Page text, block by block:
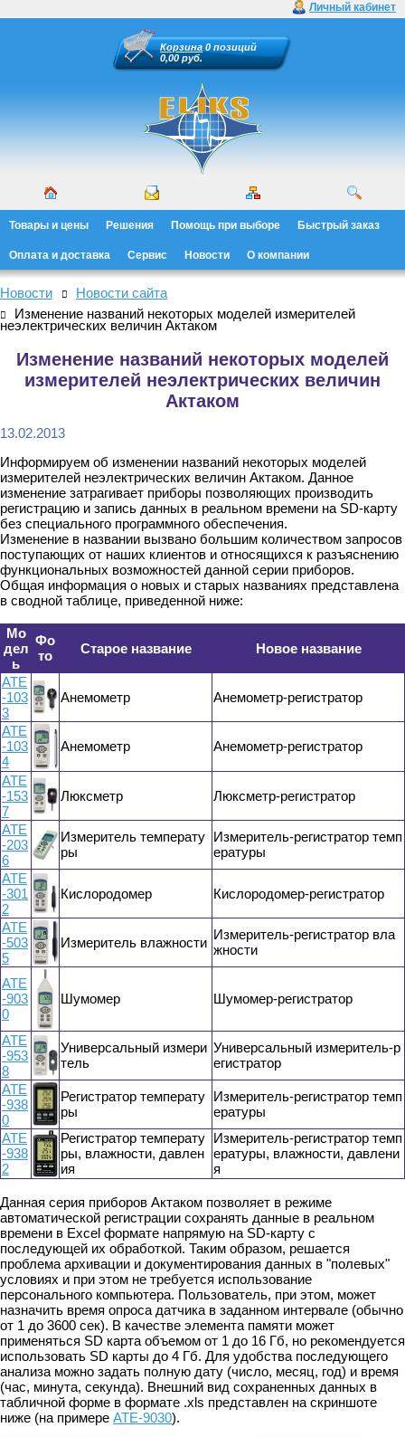
Личный кабинет
Корзина 0 позиций
0,00 руб.
Товары и цены Решения Помощь при выборе Быстрый заказ
Оплата и доставка Сервис Новости О компании
Новости
Новости сайта
Изменение названий некоторых моделей измерителей
неэлектрических величин Актаком
Изменение названий некоторых моделей
измерителей неэлектрических величин
Актаком
13.02.2013
Информируем об изменении названий некоторых моделей
измерителей неэлектрических величин Актаком. Данное
изменение затрагивает приборы позволяющих производить
регистрацию и запись данных в реальном времени на SD-карту
без специального программного обеспечения.
Изменение в названии вызвано большим количеством запросов
поступающих от наших клиентов и относящихся к разъяснению
функциональных возможностей данной серии приборов.
Общая информация о новых и старых названиях представлена
в сводной таблице, приведенной ниже:
Мо
дел
ь
Фо
то
Старое название Новое название
АТЕ
-103
3
Анемометр Анемометр-регистратор
АТЕ
-103
4
Анемометр Анемометр-регистратор
АТЕ
-153
7
Люксметр Люксметр-регистратор
АТЕ
-203
6
Измеритель температу
ры
Измеритель-регистратор темп
ературы
АТЕ
-301
2
Кислородомер Кислородомер-регистратор
АТЕ
-503
5
Измеритель влажности
Измеритель-регистратор вла
жности
АТЕ
-903
0
Шумомер Шумомер-регистратор
АТЕ
-953
8
Универсальный измери
тель
Универсальный измеритель-р
егистратор
АТЕ
-938
0
Регистратор температу
ры
Измеритель-регистратор темп
ературы
АТЕ
-938
2
Регистратор температу
ры, влажности, давлен
ия
Измеритель-регистратор темп
ературы, влажности, давлени
я
Данная серия приборов Актаком позволяет в режиме
автоматической регистрации сохранять данные в реальном
времени в Excel формате напрямую на SD-карту с
последующей их обработкой. Таким образом, решается
проблема архивации и документирования данных в "полевых"
условиях и при этом не требуется использование
персонального компьютера. Пользователь, при этом, может
назначить время опроса датчика в заданном интервале (обычно
от 1 до 3600 сек). В качестве элемента памяти может
применяться SD карта объемом от 1 до 16 Гб, но рекомендуется
использовать SD карты до 4 Гб. Для удобства последующего
анализа можно задать полную дату (число, месяц, год) и время
(час, минута, секунда). Внешний вид сохраненных данных в
табличной форме в формате .xls представлен на скриншоте
ниже (на примере АТЕ-9030).